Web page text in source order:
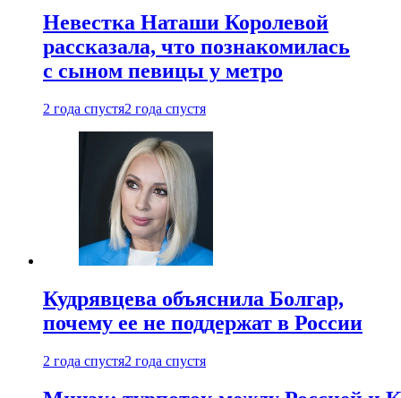
Невестка Наташи Королевой
рассказала, что познакомилась
с сыном певицы у метро
2 года спустя2 года спустя
Кудрявцева объяснила Болгар,
почему ее не поддержат в России
2 года спустя2 года спустя